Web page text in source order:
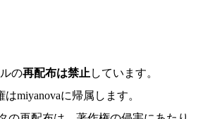
の再配布は禁止 しています。
miyanovaに帰属します。